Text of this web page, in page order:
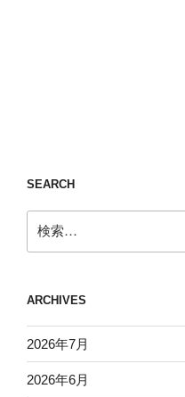
SEARCH
索:
ARCHIVES
2026年7月
2026年6月